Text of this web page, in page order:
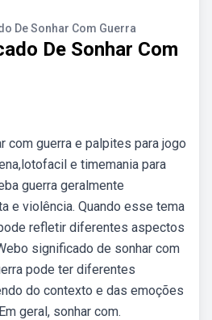
De Sonhar Com Guerra
De Sonhar Com
com guerra e palpites para jogo
e timemania para
guerra geralmente
e violência. Quando esse tema
refletir diferentes aspectos
significado de sonhar com
pode ter diferentes
do contexto e das emoções
geral, sonhar com.